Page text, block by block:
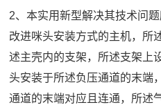
2、本实用新型解决其技术问
改进咪头安装方式的主机，所
述主壳内的支架，所述支架上
头安装于所述负压通道的末端
通道的末端对应且连通，所述